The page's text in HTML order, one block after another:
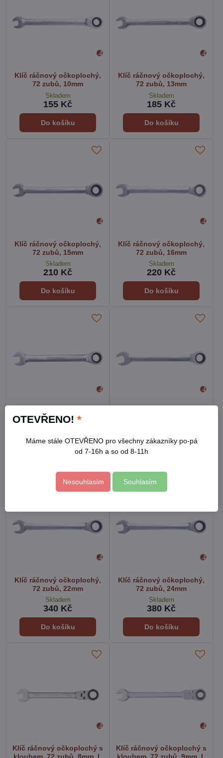
Klíč ráčnový očkoplochý,
72 zubů, 10mm
Skladem
155 Kč
Do košíku
Klíč ráčnový očkoplochý,
72 zubů, 13mm
Skladem
185 Kč
Do košíku
Klíč ráčnový očkoplochý,
72 zubů, 15mm
Skladem
210 Kč
Do košíku
Klíč ráčnový očkoplochý,
72 zubů, 16mm
Skladem
220 Kč
Do košíku
Klíč ráčnový očkoplochý,
72 zubů, 17mm
230 Kč 255 Kč
Klíč ráčnový očkoplochý,
72 zubů, 22mm
Skladem
340 Kč
Do košíku
Klíč ráčnový očkoplochý,
72 zubů, 24mm
Skladem
380 Kč
Do košíku
Klíč ráčnový očkoplochý s
Klíč ráčnový očkoplochý s
OTEVŘENO! *
Máme stále OTEVŘENO pro všechny zákazníky po-pá
od 7-16h a so od 8-11h
Nesouhlasím Souhlasím